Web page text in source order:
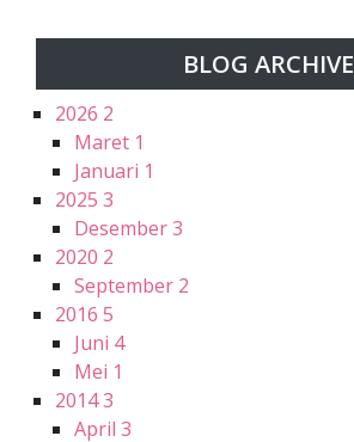
BLOG ARCHIVE
2026 2
Maret 1
Januari 1
2025 3
Desember3
2020 2
September 2
2016 5
Juni 4
Mei 1
20143
April 3